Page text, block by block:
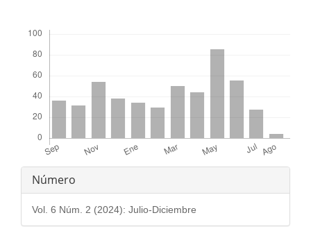
Detalles
del
artículo
Número
Vol. 6 Núm. 2 (2024): Julio-Diciembre